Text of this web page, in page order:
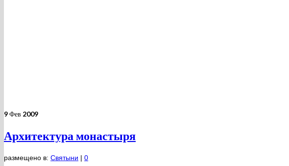
9Фев 2009
Архитектура монастыря
размещено в: Святыни | 0